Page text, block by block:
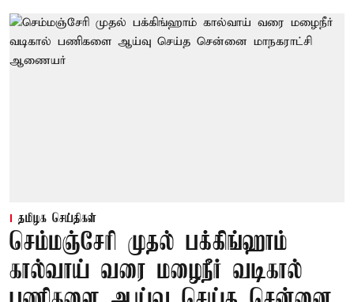
தமிழக செய்திகள்
செம்மஞ்சேரி முதல் பக்கிங்ஹாம்
கால்வாய் வரை மழைநீர் வடிகால்